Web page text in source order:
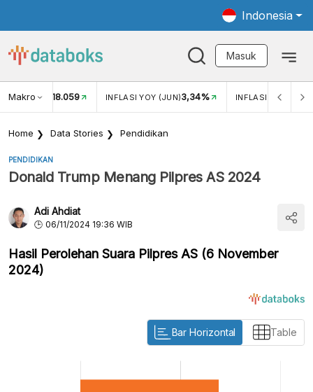
Indonesia
Masuk
Makro
USD/IDR 18.059 INFLASI YOY (JUN)3,34% INFLASI MOM
Home Data Stories Pendidikan
PENDIDIKAN
Donald Trump Menang Pilpres AS 2024
Adi Ahdiat
06/11/2024 19:36 WIB
Hasil Perolehan Suara Pilpres AS (6 November
2024)
Bar Horizontal Table